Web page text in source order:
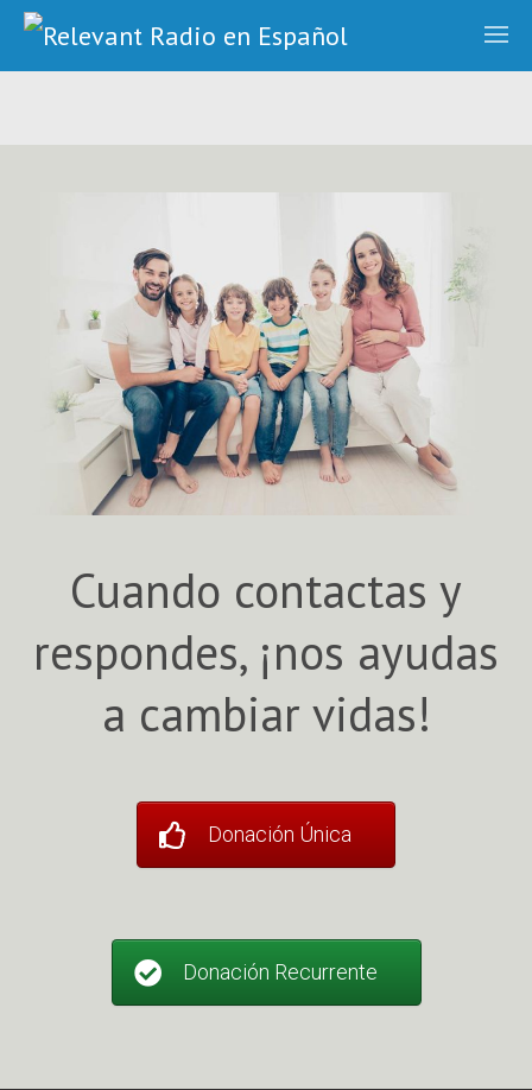
Cuando contactas y
respondes, ¡nos ayudas
a cambiar vidas!
Donación Única
Donación Recurrente